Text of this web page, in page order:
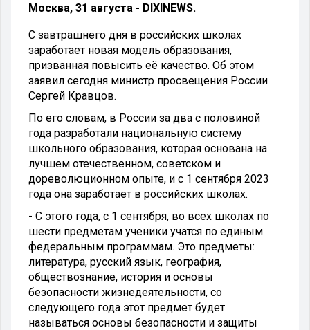
Москва, 31 августа - DIXINEWS.
С завтрашнего дня в российских школах
заработает новая модель образования,
призванная повысить её качество. Об этом
заявил сегодня министр просвещения России
Сергей Кравцов.
По его словам, в России за два с половиной
года разработали национальную систему
школьного образования, которая основана на
лучшем отечественном, советском и
дореволюционном опыте, и с 1 сентября 2023
года она заработает в российских школах.
- С этого года, с 1 сентября, во всех школах по
шести предметам ученики учатся по единым
федеральным программам. Это предметы:
литература, русский язык, география,
обществознание, история и основы
безопасности жизнедеятельности, со
следующего года этот предмет будет
называться основы безопасности и защиты